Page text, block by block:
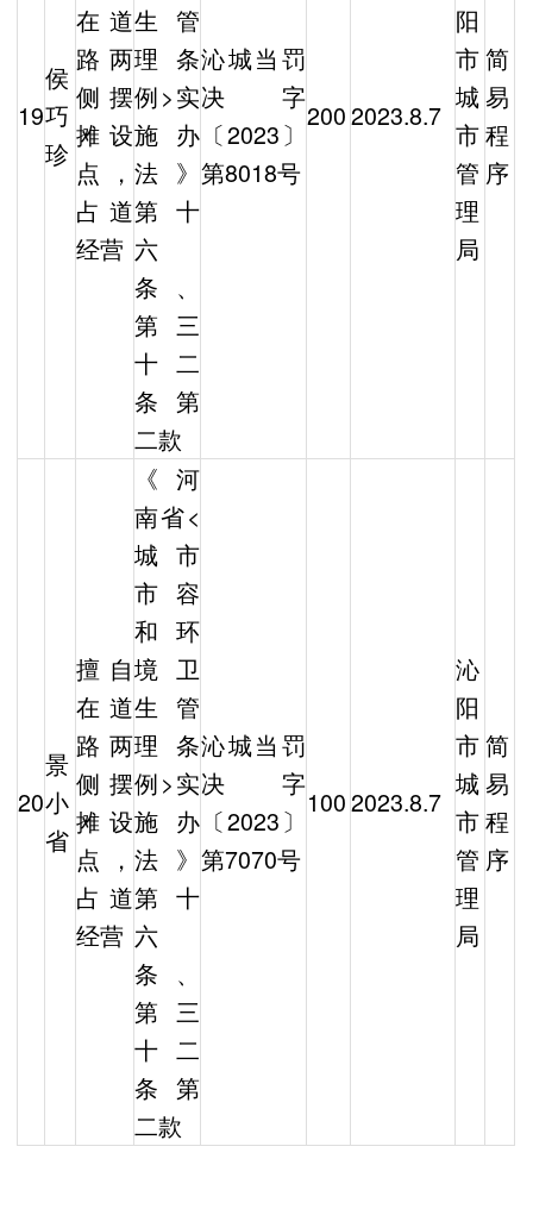
19
侯
巧
珍
在道
路两
侧摆
摊设
点，
占道
经营
生管
理条
例>实
施办
法》
第十
六
条、
第三
十二
条第
二款
沁城当罚
决字
〔2023〕
第8018号
2002023.8.7
阳
市
城
市
管
理
局
简
易
程
序
20
景
小
省
擅自
在道
路两
侧摆
摊设
点，
占道
经营
《河
南省<
城市
市容
和环
境卫
生管
理条
例>实
施办
法》
第十
六
条、
第三
十二
条第
二款
沁城当罚
决字
〔2023〕
第7070号
1002023.8.7
沁
阳
市
城
市
管
理
局
简
易
程
序